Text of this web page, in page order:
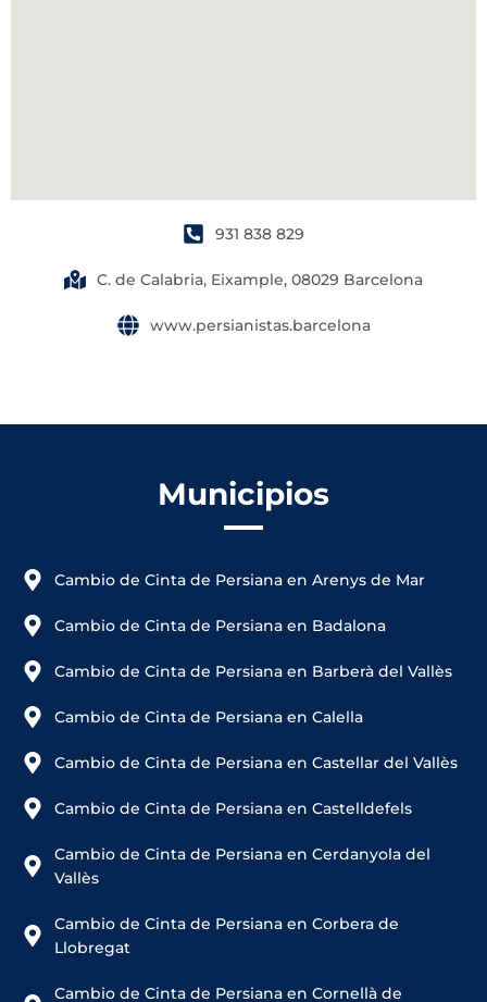
931 838 829
C. de Calabria, Eixample, 08029 Barcelona
www.persianistas.barcelona
Municipios
Cambio de Cinta de Persiana en Arenys de Mar
Cambio de Cinta de Persiana en Badalona
Cambio de Cinta de Persiana en Barberà del Vallès
Cambio de Cinta de Persiana en Calella
Cambio de Cinta de Persiana en Castellar del Vallès
Cambio de Cinta de Persiana en Castelldefels
Cambio de Cinta de Persiana en Cerdanyola del
Vallès
Cambio de Cinta de Persiana en Corbera de
Llobregat
Cambio de Cinta de Persiana en Cornellà de